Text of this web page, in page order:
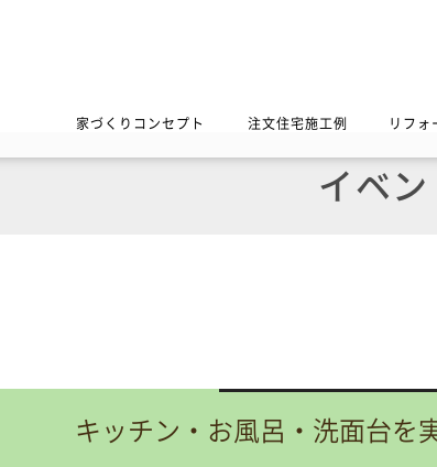
家づくりコンセプト 注文住宅施工例 リフォ
イベン
キッチン・お風呂・洗面台を